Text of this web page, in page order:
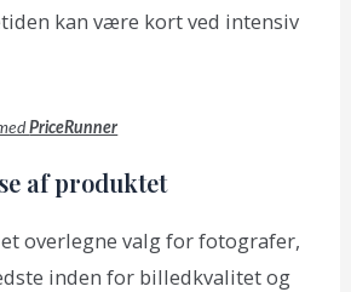
kan være kort ved intensiv
PriceRunner
af produktet
overlegne valg for fotografer,
inden for billedkvalitet og